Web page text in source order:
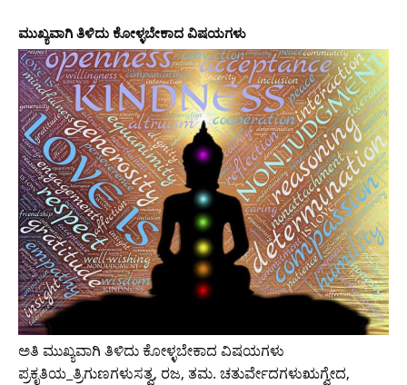
ಮುಖ್ಯವಾಗಿ ತಿಳಿದು ಕೋಳ್ಳಬೇಕಾದ ವಿಷಯಗಳು
ಅತಿ ಮುಖ್ಯವಾಗಿ ತಿಳಿದು ಕೋಳ್ಳಬೇಕಾದ ವಿಷಯಗಳು
ಪ್ರಕೃತಿಯ_ತ್ರಿಗುಣಗಳುಸತ್ವ, ರಜ, ತಮ. ಚತುರ್ವೇದಗಳುಋಗ್ವೇದ,